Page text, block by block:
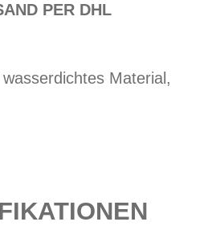
PER DHL
Material,